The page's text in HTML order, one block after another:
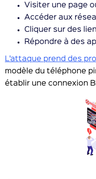
Visiter une page
Accéder aux
Cliquer sur des
Répondre à des
L’attaque prend des
modèle du téléphone
établir une connexion